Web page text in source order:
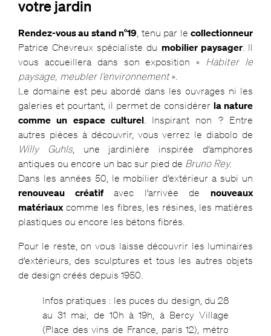
votre jardin
Rendez-vous au stand n°19 , tenu par lecollectionneur
Patrice Chevreux spécialiste du mobilier paysager. Il
vous accueillera dans son exposition « Habiter le
paysage, meubler l’environnement».
Le domaine est peu abordé dans les ouvrages ni les
galeries et pourtant, il permet de considérer la nature
comme un espace culturel. Inspirant non ? Entre
autres pièces à découvrir, vous verrez le diabolo de
Willy Guhls, une jardinière inspirée d’amphores
antiques ou encore un bac sur pied de Bruno Rey.
Dans les années 50, le mobilier d’extérieur a subi un
renouveau créatifavec l’arrivée de nouveaux
matériauxcomme les fibres, les résines, les matières
plastiques ou encore les bétons fibrés.
Pour le reste, on vous laisse découvrir les luminaires
d’extérieurs, des sculptures et tous les autres objets
de design créés depuis 1950.
Infos pratiques : les puces du design, du 28
au 31 mai, de 10h à 19h, à Bercy Village
(Place des vins de France, paris 12), métro